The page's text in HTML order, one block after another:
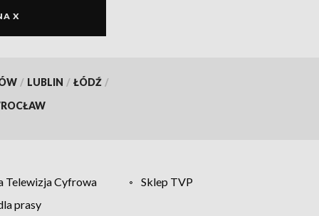
X
/ LUBLIN / ŁÓDŹ /
Telewizja Cyfrowa
Sklep TVP
prasy